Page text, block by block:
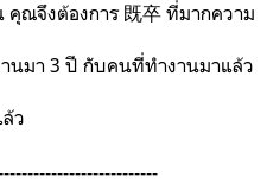
ณจึงต้องการ 既卒 ที่มากความ
นมา 3 ปี กับคนที่ทำงานมาแล้ว
ว